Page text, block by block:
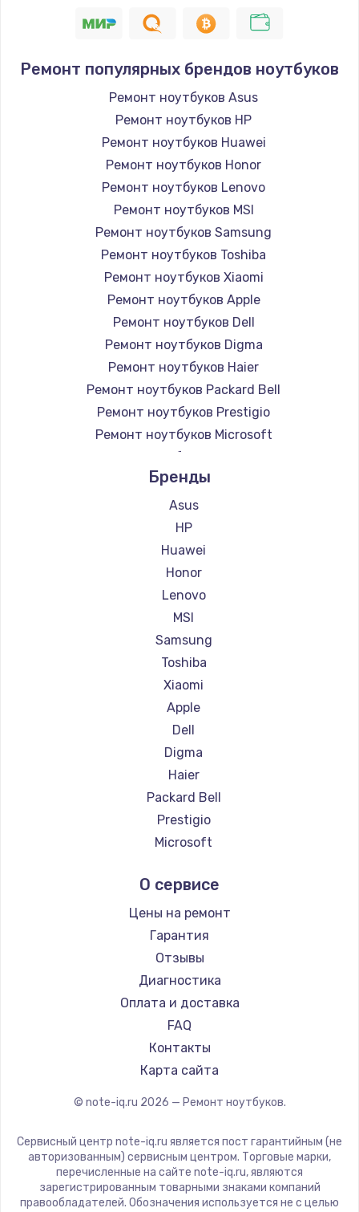
Ремонт популярных брендов ноутбуков
Ремонт ноутбуков Asus
Ремонт ноутбуков HP
Ремонт ноутбуков Huawei
Ремонт ноутбуков Honor
Ремонт ноутбуков Lenovo
Ремонт ноутбуков MSI
Ремонт ноутбуков Samsung
Ремонт ноутбуков Toshiba
Ремонт ноутбуков Xiaomi
Ремонт ноутбуков Apple
Ремонт ноутбуков Dell
Ремонт ноутбуков Digma
Ремонт ноутбуков Haier
Ремонт ноутбуков Packard Bell
Ремонт ноутбуков Prestigio
Ремонт ноутбуков Microsoft
Ремонт ноутбуков Alienware
Ремонт ноутбуков Aquarius
Ремонт ноутбуков Gigabyte
Ремонт ноутбуков Aorus
Ремонт ноутбуков Maibenben
Ремонт ноутбуков Getac
Ремонт ноутбуков Epson
Ремонт ноутбуков Philips
Ремонт ноутбуков LG
Ремонт ноутбуков Panasonic
Ремонт ноутбуков Irbis
Ремонт ноутбуков Thunderobot
Ремонт ноутбуков Hasee
Ремонт ноутбуков ZTE
Ремонт ноутбуков Hiper
Ремонт ноутбуков Evga
Ремонт ноутбуков Google
Ремонт ноутбуков Echips
Ремонт ноутбуков Predator
Ремонт ноутбуков iru
Ремонт ноутбуков Machenike
Ремонт ноутбуков DEXP
Ремонт ноутбуков Teclast
Ремонт ноутбуков CHUWI
Ремонт ноутбуков Colorful
Бренды
Asus
HP
Huawei
Honor
Lenovo
MSI
Samsung
Toshiba
Xiaomi
Apple
Dell
Digma
Haier
Packard Bell
Prestigio
Microsoft
Aquarius
Gigabyte
Aorus
Maibenben
Getac
Epson
Philips
LG
Panasonic
ZTE
Hiper
Evga
О сервисе
Цены на ремонт
Гарантия
Отзывы
Диагностика
Оплата и доставка
FAQ
Контакты
Карта сайта
© note-iq.ru 2026 — Ремонт ноутбуков.
Сервисный центр note-iq.ru является пост гарантийным (не
авторизованным) сервисным центром. Торговые марки,
перечисленные на сайте note-iq.ru, являются
зарегистрированным товарными знаками компаний
правообладателей. Обозначения используется не с целью